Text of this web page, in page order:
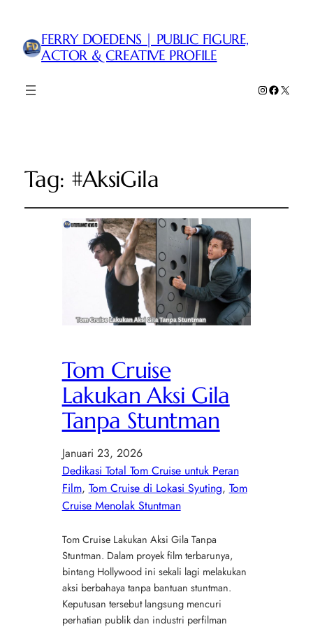
FERRY DOEDENS | PUBLIC FIGURE,
ACTOR & CREATIVE PROFILE
Instagram
Facebook
X
Tag: #AksiGila
Tom Cruise
Lakukan Aksi Gila
Tanpa Stuntman
Januari 23, 2026
Dedikasi Total Tom Cruise untuk Peran
Film, Tom Cruise di Lokasi Syuting, Tom
Cruise Menolak Stuntman
Tom Cruise Lakukan Aksi Gila Tanpa
Stuntman. Dalam proyek film terbarunya,
bintang Hollywood ini sekali lagi melakukan
aksi berbahaya tanpa bantuan stuntman.
Keputusan tersebut langsung mencuri
perhatian publik dan industri perfilman